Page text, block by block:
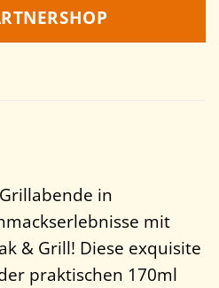
in
mit
& Grill! Diese exquisite
praktischen 170ml